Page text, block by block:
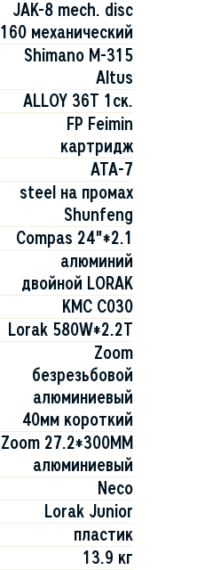
JAK-8 mech. disc
160 механический
Shimano M-315
Altus
ALLOY 36T 1ск.
FP Feimin
картридж
ATA-7
steel на промах
Shunfeng
Compas 24"*2.1
алюминий
двойной LORAK
KMC C030
Lorak 580W*2.2T
Zoom
безрезьбовой
алюминиевый
40мм короткий
Zoom 27.2*300MM
алюминиевый
Neco
Lorak Junior
пластик
13.9 кг